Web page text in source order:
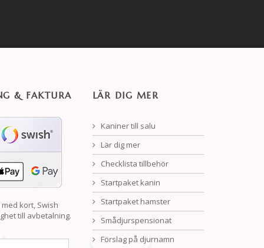
& FAKTURA
kort, Swish
till avbetalning.
LÄR DIG MER
Kaniner till salu
Lär dig mer
Checklista tillbehör
Startpaket kanin
Startpaket hamster
Smådjurspensionat
Förslag på djurnamn